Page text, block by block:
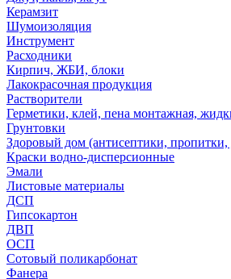
Керамзит
Шумоизоляция
Инструмент
Расходники
Кирпич, ЖБИ, блоки
Лакокрасочная продукция
Растворители
Герметики, клей, пена монтажная,
Грунтовки
Здоровый дом (антисептики, пропитки,
Краски водно-дисперсионные
Эмали
Листовые материалы
ДСП
Гипсокартон
ДВП
ОСП
Сотовый поликарбонат
Фанера